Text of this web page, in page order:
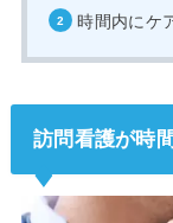
時間内にケ
訪問看護が時